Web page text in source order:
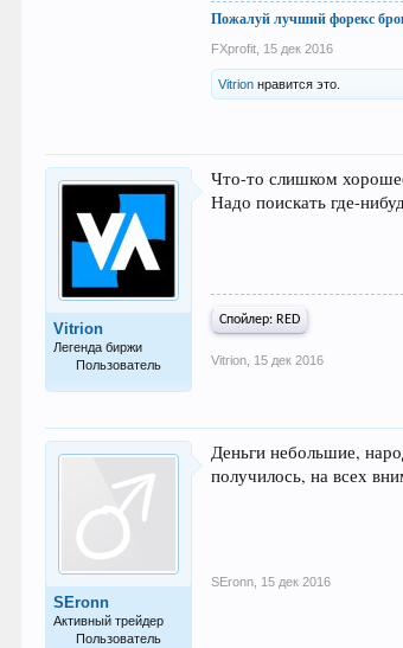
Пожалуй лучший форекс
FXprofit 15 дек 2016
Vitrion нравится это.
Vitrion
Легенда биржи
Пользователь
Что-то слишком
Надо поискать где-
Спойлер: RED
Vitrion 15 дек 2016
SEronn
Активный трейдер
Пользователь
Деньги небольшие,
получилось, на всех
SEronn 15 дек 2016